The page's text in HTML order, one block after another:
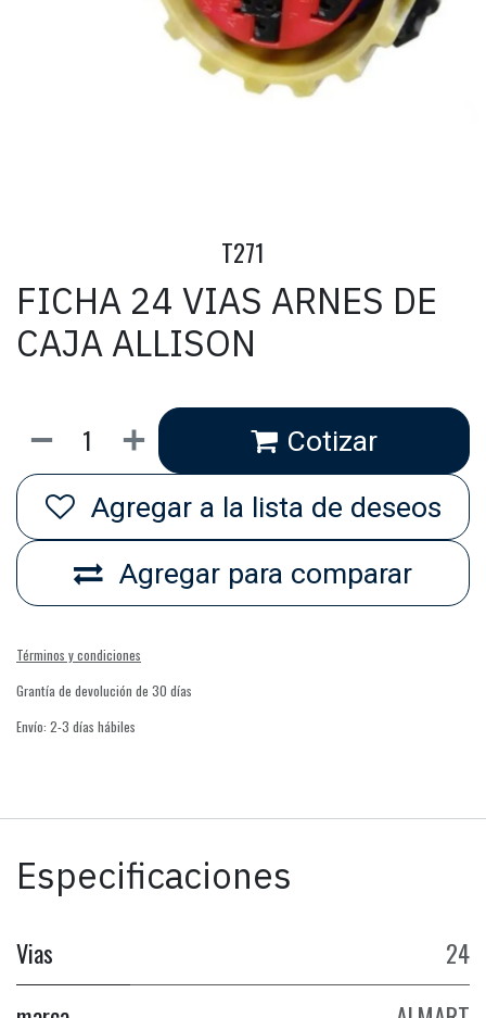
T271
FICHA 24 VIAS ARNES DE
CAJA ALLISON
Cotizar
Agregar para comparar
Agregar a la lista de deseos
Términos y condiciones
Grantía de devolución de 30 días
Envío: 2-3 días hábiles
Especificaciones
Vias
24